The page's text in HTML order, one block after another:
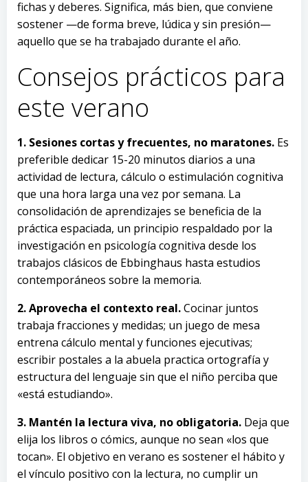
fichas y deberes. Significa, más bien, que conviene
sostener —de forma breve, lúdica y sin presión—
aquello que se ha trabajado durante el año.
Consejos prácticos para
este verano
1. Sesiones cortas y frecuentes, no maratones. Es
preferible dedicar 15-20 minutos diarios a una
actividad de lectura, cálculo o estimulación cognitiva
que una hora larga una vez por semana. La
consolidación de aprendizajes se beneficia de la
práctica espaciada, un principio respaldado por la
investigación en psicología cognitiva desde los
trabajos clásicos de Ebbinghaus hasta estudios
contemporáneos sobre la memoria.
2. Aprovecha el contexto real.Cocinar juntos
trabaja fracciones y medidas; un juego de mesa
entrena cálculo mental y funciones ejecutivas;
escribir postales a la abuela practica ortografía y
estructura del lenguaje sin que el niño perciba que
«está estudiando».
3. Mantén la lectura viva, no obligatoria. Deja que
elija los libros o cómics, aunque no sean «los que
tocan». El objetivo en verano es sostener el hábito y
el vínculo positivo con la lectura, no cumplir un